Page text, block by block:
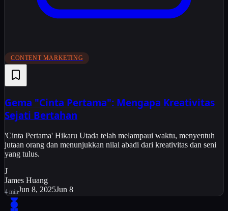
CONTENT MARKETING
Gema "Cinta Pertama": Mengapa Kreativitas
Sejati Bertahan
'Cinta Pertama' Hikaru Utada telah melampaui waktu, menyentuh
jutaan orang dan menunjukkan nilai abadi dari kreativitas dan seni
yang tulus.
J
James Huang
4 minJun 8, 2025Jun 8